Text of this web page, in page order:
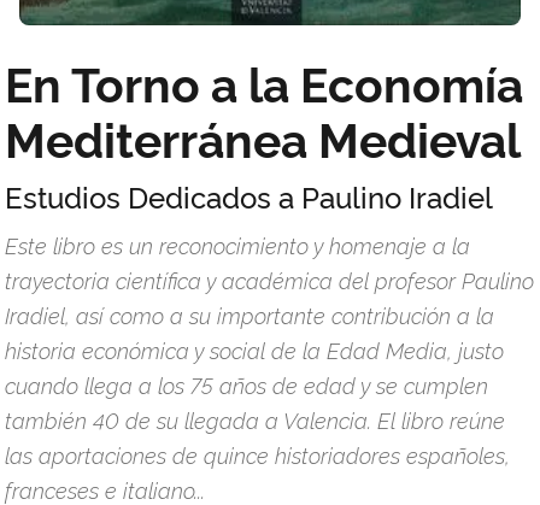
En Torno a la Economía
Mediterránea Medieval
Estudios Dedicados a Paulino Iradiel
Este libro es un reconocimiento y homenaje a la
trayectoria científica y académica del profesor Paulino
Iradiel, así como a su importante contribución a la
historia económica y social de la Edad Media, justo
cuando llega a los 75 años de edad y se cumplen
también 40 de su llegada a Valencia. El libro reúne
las aportaciones de quince historiadores españoles,
franceses e italiano...